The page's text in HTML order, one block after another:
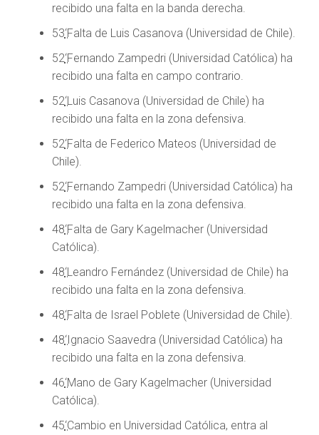
recibido una falta en la banda derecha.
53‘Falta de Luis Casanova (Universidad de Chile).
52‘Fernando Zampedri (Universidad Católica) ha
recibido una falta en campo contrario.
52‘Luis Casanova (Universidad de Chile) ha
recibido una falta en la zona defensiva.
52‘Falta de Federico Mateos (Universidad de
Chile).
52‘Fernando Zampedri (Universidad Católica) ha
recibido una falta en la zona defensiva.
48‘Falta de Gary Kagelmacher (Universidad
Católica).
48‘Leandro Fernández (Universidad de Chile) ha
recibido una falta en la zona defensiva.
48‘Falta de Israel Poblete (Universidad de Chile).
48‘Ignacio Saavedra (Universidad Católica) ha
recibido una falta en la zona defensiva.
46‘Mano de Gary Kagelmacher (Universidad
Católica).
45‘Cambio en Universidad Católica, entra al